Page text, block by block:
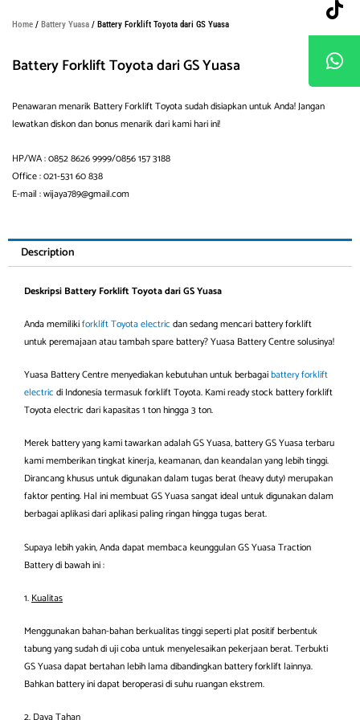
Home / Battery Yuasa / Battery Forklift Toyota dari GS Yuasa
Battery Forklift Toyota dari GS Yuasa
Penawaran menarik Battery Forklift Toyota sudah disiapkan untuk Anda! Jangan
lewatkan diskon dan bonus menarik dari kami hari ini!
HP/WA : 0852 8626 9999/0856 157 3188
Office : 021-531 60 838
E-mail : wijaya789@gmail.com
Description
Deskripsi Battery Forklift Toyota dari GS Yuasa
Anda memilikiforklift Toyota electric dan sedang mencari battery forklift
untuk peremajaan atau tambah spare battery? Yuasa Battery Centre solusinya!
Yuasa Battery Centre menyediakan kebutuhan untuk berbagaibattery forklift
electric di Indonesia termasuk forklift Toyota. Kami ready stock battery forklift
Toyota electric dari kapasitas 1 ton hingga 3 ton.
Merek battery yang kami tawarkan adalah GS Yuasa, battery GS Yuasa terbaru
kami memberikan tingkat kinerja, keamanan, dan keandalan yang lebih tinggi.
Dirancang khusus untuk digunakan dalam tugas berat (heavy duty) merupakan
faktor penting. Hal ini membuat GS Yuasa sangat ideal untuk digunakan dalam
berbagai aplikasi dari aplikasi paling ringan hingga tugas berat.
Supaya lebih yakin, Anda dapat membaca keunggulan GS Yuasa Traction
Battery di bawah ini :
1. Kualitas
Menggunakan bahan-bahan berkualitas tinggi seperti plat positif berbentuk
tabung yang sudah di uji coba untuk menyelesaikan pekerjaan berat. Terbukti
GS Yuasa dapat bertahan lebih lama dibandingkan battery forklift lainnya.
Bahkan battery ini dapat beroperasi di suhu ruangan ekstrem.